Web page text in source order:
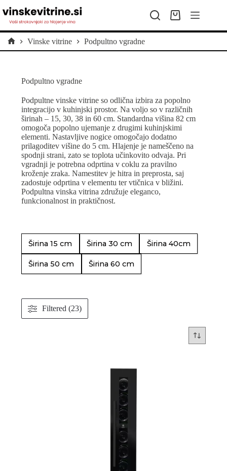
to
content
Shopping
Home
Vinske vitrine Podpultno vgradne
Podpultno vgradne
Podpultne vinske vitrine so odlična izbira za popolno
integracijo v kuhinjski prostor. Na voljo so v različnih
širinah – 15, 30, 38 in 60 cm. Standardna višina 82 cm
omogoča popolno ujemanje z drugimi kuhinjskimi
elementi. Nastavljive nogice omogočajo dodatno
prilagoditev višine do 5 cm. Hlajenje je nameščeno na
spodnji strani, zato se toplota učinkovito odvaja. Pri
vgradnji je potrebna odprtina v coklu za pravilno
kroženje zraka. Namestitev je hitra in preprosta, saj
zadostuje odprtina v elementu ter vtičnica v bližini.
Podpultna vinska vitrina združuje eleganco,
funkcionalnost in praktičnost.
Širina 15 cm Širina 30 cm Širina 40cm
Širina 50 cm Širina 60 cm
Filtered (23)